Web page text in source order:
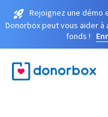
Rejoignez une démo
Donorbox peut vous aider
fonds !